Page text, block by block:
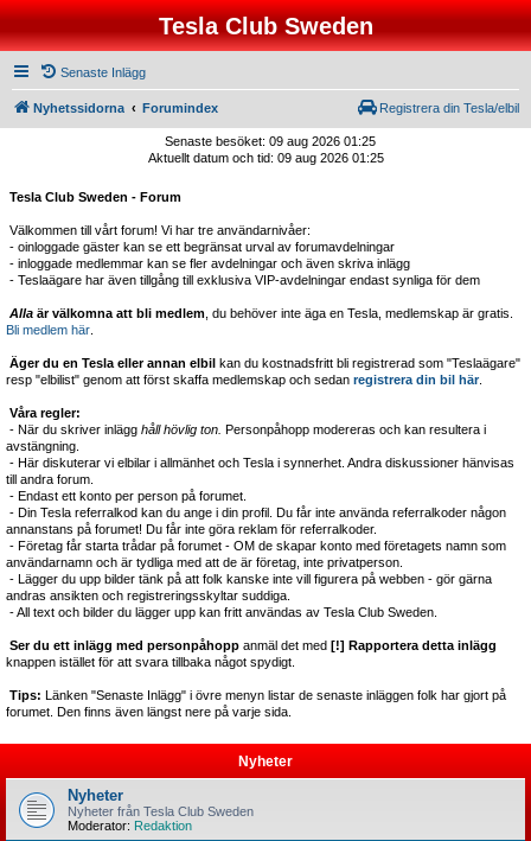
Tesla Club Sweden
Senaste Inlägg
Nyhetssidorna Forumindex Registrera din Tesla/elbil
Senaste besöket: 09 aug 2026 01:25
Aktuellt datum och tid: 09 aug 2026 01:25
Tesla Club Sweden - Forum
Välkommen till vårt forum! Vi har tre användarnivåer:
- oinloggade gäster kan se ett begränsat urval av forumavdelningar
- inloggade medlemmar kan se fler avdelningar och även skriva inlägg
- Teslaägare har även tillgång till exklusiva VIP-avdelningar endast synliga för dem
Alla är välkomna att bli medlem , du behöver inte äga en Tesla, medlemskap är gratis.
Bli medlem här
Äger du en Tesla eller annan elbil kan du kostnadsfritt bli registrerad som "Teslaägare"
resp "elbilist" genom att först skaffa medlemskap och sedan registrera din bil här.
Våra regler:
- När du skriver inlägg håll hövlig ton. Personpåhopp modereras och kan resultera i
avstängning.
- Här diskuterar vi elbilar i allmänhet och Tesla i synnerhet. Andra diskussioner hänvisas
till andra forum.
- Endast ett konto per person på forumet.
- Din Tesla referralkod kan du ange i din profil. Du får inte använda referralkoder någon
annanstans på forumet! Du får inte göra reklam för referralkoder.
- Företag får starta trådar på forumet - OM de skapar konto med företagets namn som
användarnamn och är tydliga med att de är företag, inte privatperson.
- Lägger du upp bilder tänk på att folk kanske inte vill figurera på webben - gör gärna
andras ansikten och registreringsskyltar suddiga.
- All text och bilder du lägger upp kan fritt användas av Tesla Club Sweden.
Ser du ett inlägg med personpåhopp anmäl det med [!] Rapportera detta inlägg
knappen istället för att svara tillbaka något spydigt.
Tips: Länken "Senaste Inlägg" i övre menyn listar de senaste inläggen folk har gjort på
forumet. Den finns även längst nere på varje sida.
Nyheter
Nyheter
Nyheter från Tesla Club Sweden
Moderator: Redaktion